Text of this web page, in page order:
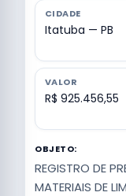
CIDADE
Itatuba — PB
VALOR
R$ 925.456,55
OBJETO:
REGISTRO DE
MATERIAIS DE